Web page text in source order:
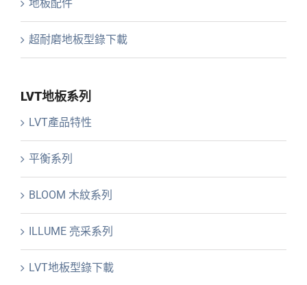
地板配件
超耐磨地板型錄下載
LVT地板系列
LVT產品特性
平衡系列
BLOOM 木紋系列
ILLUME 亮采系列
LVT地板型錄下載